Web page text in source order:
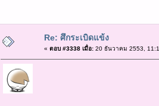
Re: ศึกระเบิดแข้ง
« ตอบ #3338 เมื่อ:20 ธันวาคม 2553,